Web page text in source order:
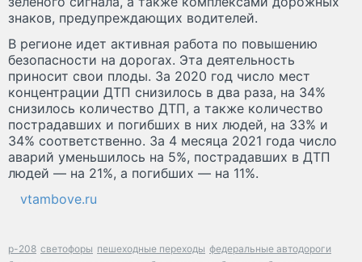
знаков, предупреждающих водителей.
В регионе идет активная работа по повышению
безопасности на дорогах. Эта деятельность
приносит свои плоды. За 2020 год число мест
концентрации ДТП снизилось в два раза, на 34%
снизилось количество ДТП, а также количество
пострадавших и погибших в них людей, на 33% и
34% соответственно. За 4 месяца 2021 года число
аварий уменьшилось на 5%, пострадавших в ДТП
людей — на 21%, а погибших — на 11%.
vtambove.ru
р-208 светофоры пешеходные переходы федеральные автодороги